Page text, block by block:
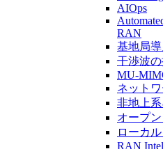
AIOps
RAN
基地局導
干渉波
MU-
ネット
非地上
オープ
ローカル
RAN